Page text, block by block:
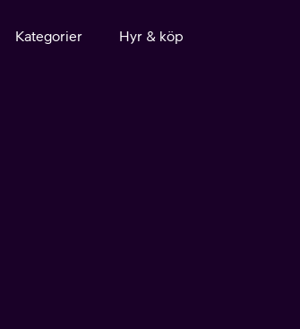
Kategorier Hyr & köp